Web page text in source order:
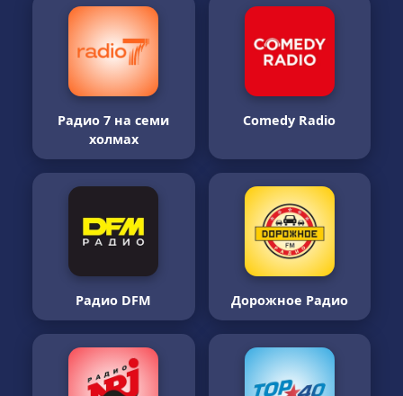
Радио 7 на семи
холмах
Comedy Radio
Радио DFM Дорожное Радио